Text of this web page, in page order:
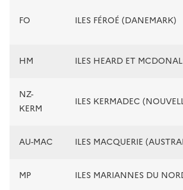
FO ILES FÉROÉ (DANEMARK)
HM ILES HEARD ET
NZ-
KERM
ILES KERMADEC
AU-MAC ILES MACQUERIE
MP ILES MARIANNES DU